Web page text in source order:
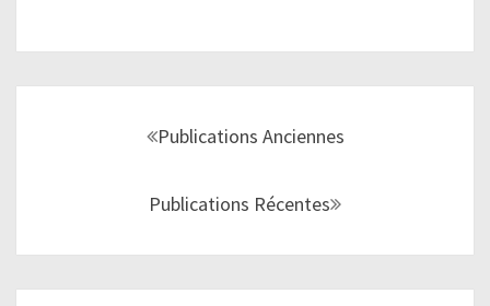
Publications Anciennes
Publications Récentes